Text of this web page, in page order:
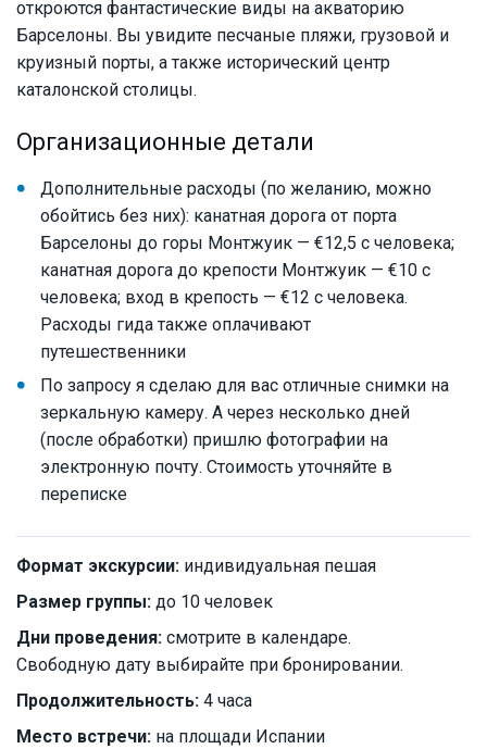
откроются фантастические виды на акваторию
Барселоны. Вы увидите песчаные пляжи, грузовой и
круизный порты, а также исторический центр
каталонской столицы.
Организационные детали
Дополнительные расходы (по желанию, можно
обойтись без них): канатная дорога от порта
Барселоны до горы Монтжуик — €12,5 с человека;
канатная дорога до крепости Монтжуик — €10 с
человека; вход в крепость — €12 с человека.
Расходы гида также оплачивают
путешественники
По запросу я сделаю для вас отличные снимки на
зеркальную камеру. А через несколько дней
(после обработки) пришлю фотографии на
электронную почту. Стоимость уточняйте в
переписке
Формат экскурсии: индивидуальная пешая
Размер группы: до 10 человек
Дни проведения: смотрите в календаре.
Свободную дату выбирайте при бронировании.
Продолжительность: 4 часа
Место встречи: на площади Испании